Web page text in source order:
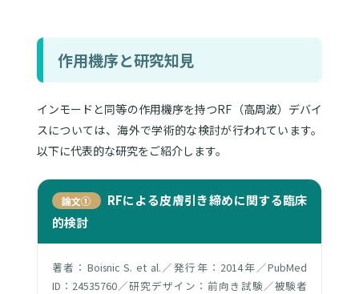
作用機序と研究知見
インモードと同等の作用機序を持つRF（高周波）デバイ
スについては、海外で学術的な検討が行われています。
以下に代表的な研究をご紹介します。
論文①
RFによる皮膚引き締めに関する臨床
的検討
著者：Boisnic S. et al.／発行年：2014年／PubMed
ID：24535760／研究デザイン：前向き試験／被験者